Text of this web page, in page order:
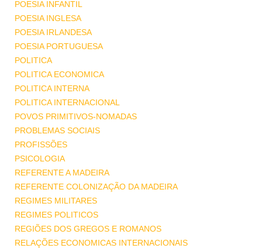
POESIA INFANTIL
POESIA INGLESA
POESIA IRLANDESA
POESIA PORTUGUESA
POLITICA
POLITICA ECONOMICA
POLITICA INTERNA
POLITICA INTERNACIONAL
POVOS PRIMITIVOS-NOMADAS
PROBLEMAS SOCIAIS
PROFISSÕES
PSICOLOGIA
REFERENTE A MADEIRA
REFERENTE COLONIZAÇÃO DA MADEIRA
REGIMES MILITARES
REGIMES POLITICOS
REGIÕES DOS GREGOS E ROMANOS
RELAÇÕES ECONOMICAS INTERNACIONAIS